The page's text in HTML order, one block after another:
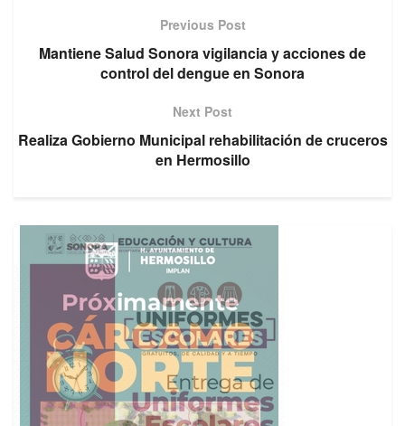
Previous Post
Mantiene Salud Sonora vigilancia y acciones de
control del dengue en Sonora
Next Post
Realiza Gobierno Municipal rehabilitación de cruceros
en Hermosillo